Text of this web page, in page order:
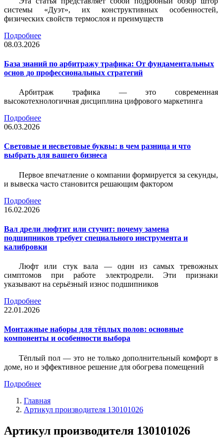
системы «Дуэт», их конструктивных особенностей,
физических свойств термослоя и преимуществ
Подробнее
08.03.2026
База знаний по арбитражу трафика: От фундаментальных
основ до профессиональных стратегий
Арбитраж трафика — это современная
высокотехнологичная дисциплина цифрового маркетинга
Подробнее
06.03.2026
Световые и несветовые буквы: в чем разница и что
выбрать для вашего бизнеса
Первое впечатление о компании формируется за секунды,
и вывеска часто становится решающим фактором
Подробнее
16.02.2026
Вал дрели люфтит или стучит: почему замена
подшипников требует специального инструмента и
калибровки
Люфт или стук вала — один из самых тревожных
симптомов при работе электродрели. Эти признаки
указывают на серьёзный износ подшипников
Подробнее
22.01.2026
Монтажные наборы для тёплых полов: основные
компоненты и особенности выбора
Тёплый пол — это не только дополнительный комфорт в
доме, но и эффективное решение для обогрева помещений
Подробнее
Главная
Артикул производителя 130101026
Артикул производителя 130101026